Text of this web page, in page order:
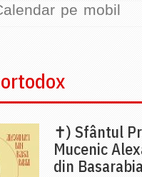
pe mobil
✝) Sfântul
Mucenic
din Basarabia